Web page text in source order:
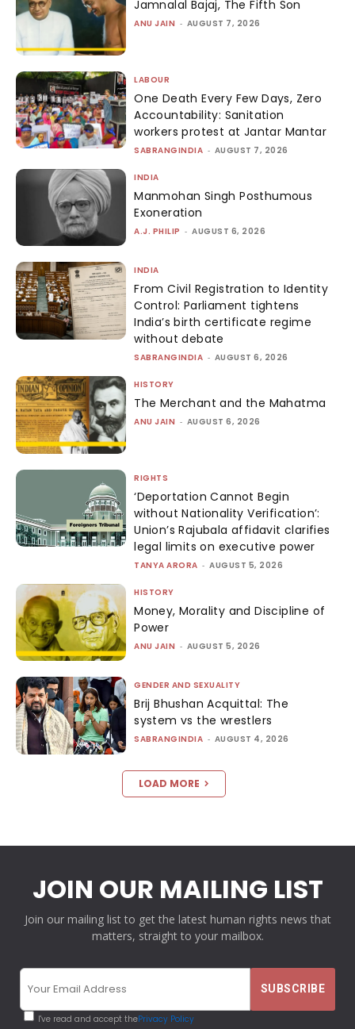
Jamnalal Bajaj, The Fifth Son
ANU JAIN - AUGUST 7, 2026
LABOUR
One Death Every Few Days, Zero
Accountability: Sanitation
workers protest at Jantar Mantar
SABRANGINDIA - AUGUST 7, 2026
INDIA
Manmohan Singh Posthumous
Exoneration
A.J. PHILIP - AUGUST 6, 2026
INDIA
From Civil Registration to Identity
Control: Parliament tightens
India’s birth certificate regime
without debate
SABRANGINDIA - AUGUST 6, 2026
HISTORY
The Merchant and the Mahatma
ANU JAIN - AUGUST 6, 2026
RIGHTS
‘Deportation Cannot Begin
without Nationality Verification’:
Union’s Rajubala affidavit clarifies
legal limits on executive power
TANYA ARORA - AUGUST 5, 2026
HISTORY
Money, Morality and Discipline of
Power
ANU JAIN - AUGUST 5, 2026
GENDER AND SEXUALITY
Brij Bhushan Acquittal: The
system vs the wrestlers
SABRANGINDIA - AUGUST 4, 2026
LOAD MORE
JOIN OUR MAILING LIST
Join our mailing list to get the latest human rights news that
matters, straight to your mailbox.
I've read and accept thePrivacy Policy